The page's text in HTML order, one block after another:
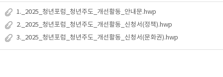
1._2025_청년포럼_청년주도_개선활동_안내문.hwp
2._2025_청년포럼_청년주도_개선활동_신청서(정책).hwp
3._2025_청년포럼_청년주도_개선활동_신청서(문화권).hwp